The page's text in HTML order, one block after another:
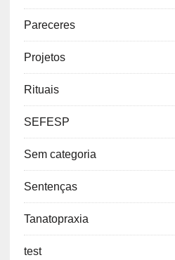
Pareceres
Projetos
Rituais
SEFESP
Sem categoria
Sentenças
Tanatopraxia
test